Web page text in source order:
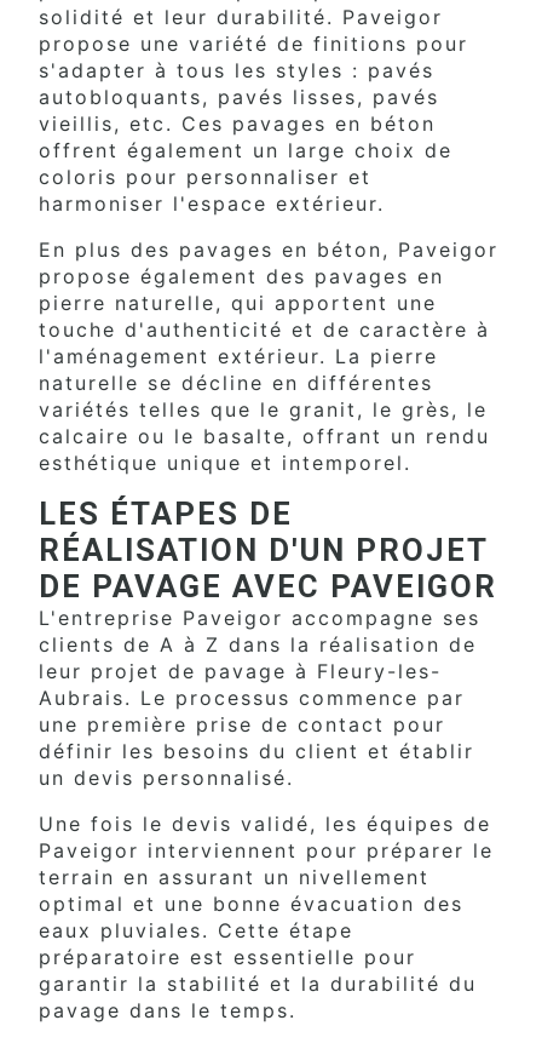
solidité et leur durabilité. Paveigor
propose une variété de finitions pour
s'adapter à tous les styles : pavés
autobloquants, pavés lisses, pavés
vieillis, etc. Ces pavages en béton
offrent également un large choix de
coloris pour personnaliser et
harmoniser l'espace extérieur.
En plus des pavages en béton, Paveigor
propose également des pavages en
pierre naturelle, qui apportent une
touche d'authenticité et de caractère à
l'aménagement extérieur. La pierre
naturelle se décline en différentes
variétés telles que le granit, le grès, le
calcaire ou le basalte, offrant un rendu
esthétique unique et intemporel.
LES ÉTAPES DE
RÉALISATION D'UN PROJET
DE PAVAGE AVEC PAVEIGOR
L'entreprise Paveigor accompagne ses
clients de A à Z dans la réalisation de
leur projet de pavage à Fleury-les-
Aubrais. Le processus commence par
une première prise de contact pour
définir les besoins du client et établir
un devis personnalisé.
Une fois le devis validé, les équipes de
Paveigor interviennent pour préparer le
terrain en assurant un nivellement
optimal et une bonne évacuation des
eaux pluviales. Cette étape
préparatoire est essentielle pour
garantir la stabilité et la durabilité du
pavage dans le temps.